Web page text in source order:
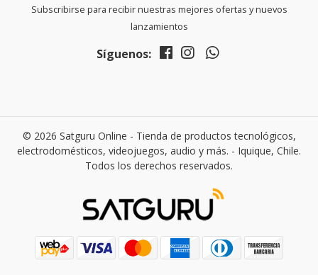
Subscribirse para recibir nuestras mejores ofertas y nuevos
lanzamientos
Síguenos:
© 2026 Satguru Online - Tienda de productos tecnológicos,
electrodomésticos, videojuegos, audio y más. - Iquique, Chile.
Todos los derechos reservados.